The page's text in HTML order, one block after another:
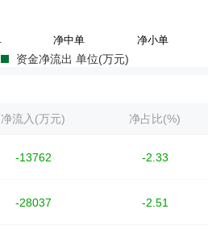
资金净流出 单位(万元)
净流入(万元) 净占比(%)
-13762 -2.33
-28037 -2.51